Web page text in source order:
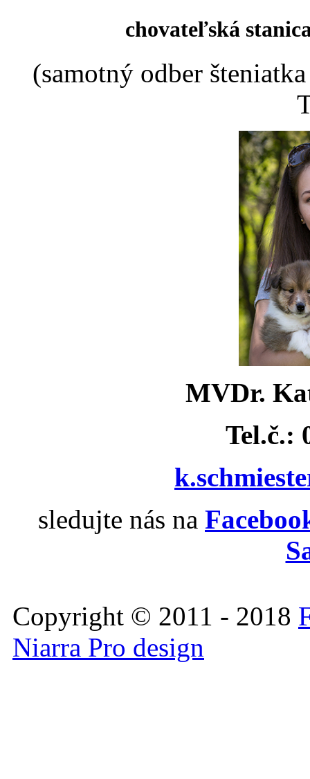
chovateľská
(samotný odber
MVDr.
Tel.č.:
sledujte nás na
Copyright © 2011 - 2018
Niarra Pro design